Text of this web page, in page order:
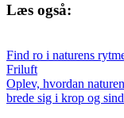
Læs også:
Find ro i naturens
Friluft
Oplev, hvordan
brede sig i krop og